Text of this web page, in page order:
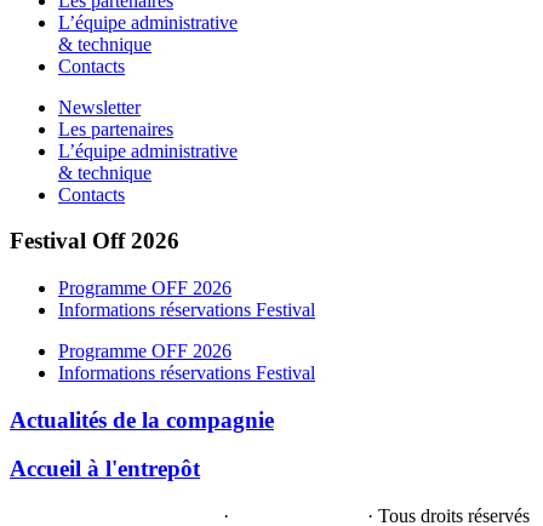
L’équipe administrative
& technique
Contacts
Newsletter
Les partenaires
L’équipe administrative
& technique
Contacts
Festival Off 2026
Programme OFF 2026
Informations réservations Festival
Programme OFF 2026
Informations réservations Festival
Actualités de la compagnie
Accueil à l'entrepôt
· · Tous droits réservés